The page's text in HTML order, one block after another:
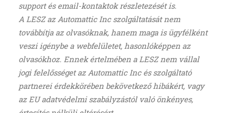
support és email-kontaktok részletezését is.
A LESZ az Automattic Inc szolgáltatását nem
továbbítja az olvasóknak, hanem maga is ügyfélként
veszi igénybe a webfelületet, hasonlóképpen az
olvasókhoz. Ennek értelmében a LESZ nem vállal
jogi felelősséget az Automattic Inc és szolgáltató
partnerei érdekkörében bekövetkező hibákért, vagy
az EU adatvédelmi szabályzástól való önkényes,